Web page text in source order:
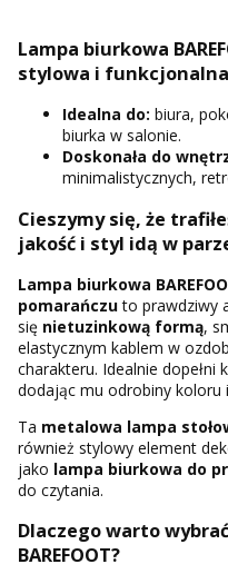
Lampa biurkowa
stylowa i
Idealna do: biura,
biurka w salonie.
Doskonała do
minimalistycznych,
Cieszymy się, że
jakość i styl idą w
Lampa biurkowa
pomarańczuto prawdziwy
się nietuzinkową formą,
elastycznym kablem w
charakteru. Idealnie dopełni
dodając mu odrobiny koloru
Ta metalowa lampa
również stylowy element
jako lampa biurkowa do
do czytania.
Dlaczego warto
BAREFOOT?